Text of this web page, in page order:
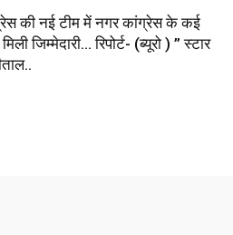
की नई टीम में नगर कांग्रेस के कई
जिम्मेदारी… रिपोर्ट- (ब्यूरो ) ” स्टार